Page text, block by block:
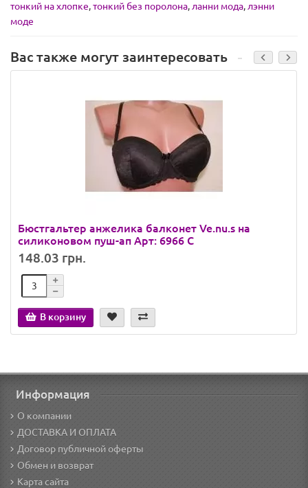
тонкий на хлопке,тонкий без поролона,ланни мода,лэнни
моде
Вас также могут заинтересовать
Бюстгальтер анжелика балконет Ve.nu.s на
силиконовом пуш-ап Арт: 6966 C
148.03 грн.
В корзину
Информация
О компании
ДОСТАВКА И ОПЛАТА
Договор публичной оферты
Обмен и возврат
Карта сайта